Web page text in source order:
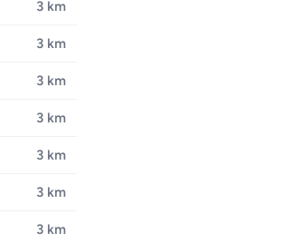
3 km
3 km
3 km
3 km
3 km
3 km
3 km